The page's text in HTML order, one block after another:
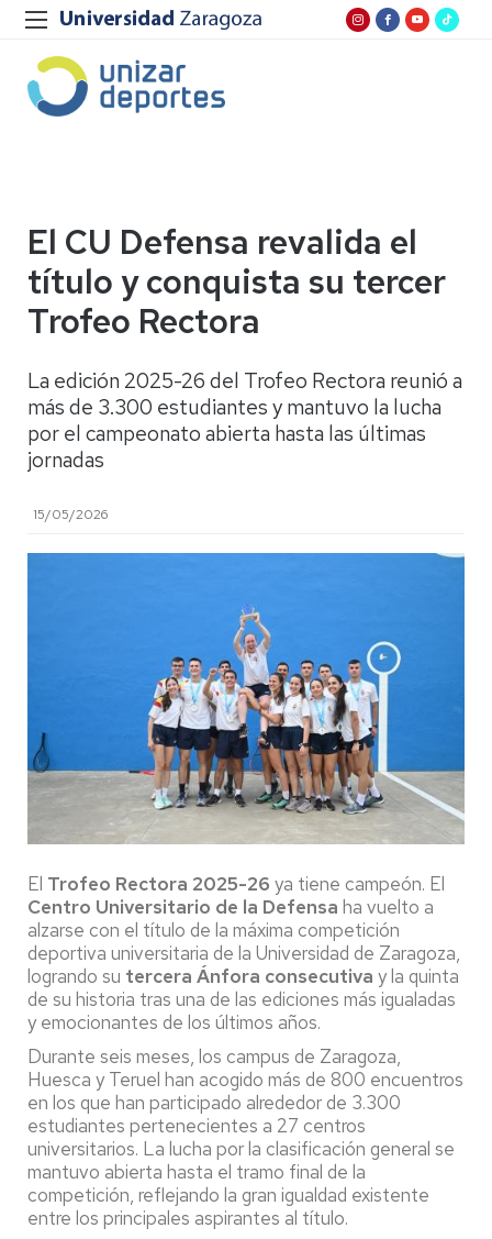
El CU Defensa revalida el
título y conquista su tercer
Trofeo Rectora
La edición 2025-26 del Trofeo Rectora reunió a
más de 3.300 estudiantes y mantuvo la lucha
por el campeonato abierta hasta las últimas
jornadas
15/05/2026
El Trofeo Rectora 2025-26 ya tiene campeón. El
Centro Universitario de la Defensa ha vuelto a
alzarse con el título de la máxima competición
deportiva universitaria de la Universidad de Zaragoza,
logrando su tercera Ánfora consecutiva y la quinta
de su historia tras una de las ediciones más igualadas
y emocionantes de los últimos años.
Durante seis meses, los campus de Zaragoza,
Huesca y Teruel han acogido más de 800 encuentros
en los que han participado alrededor de 3.300
estudiantes pertenecientes a 27 centros
universitarios. La lucha por la clasificación general se
mantuvo abierta hasta el tramo final de la
competición, reflejando la gran igualdad existente
entre los principales aspirantes al título.